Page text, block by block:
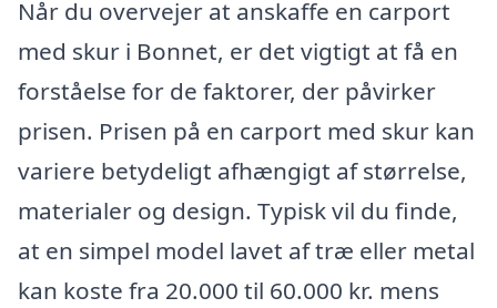
Når du overvejer at anskaffe en carport
med skur i Bonnet, er det vigtigt at få en
forståelse for de faktorer, der påvirker
prisen. Prisen på en carport med skur kan
variere betydeligt afhængigt af størrelse,
materialer og design. Typisk vil du finde,
at en simpel model lavet af træ eller metal
kan koste fra 20.000 til 60.000 kr. mens